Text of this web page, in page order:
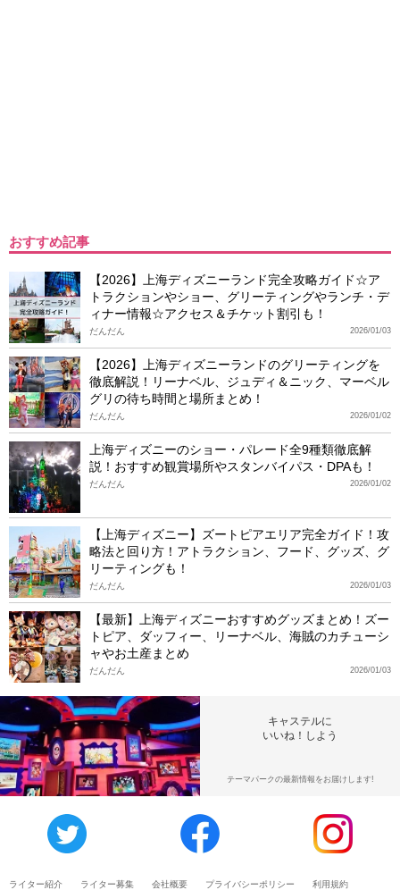
おすすめ記事
【2026】上海ディズニーランド完全攻略ガイド☆ア
トラクションやショー、グリーティングやランチ・デ
ィナー情報☆アクセス＆チケット割引も！
2026/01/03
だんだん
【2026】上海ディズニーランドのグリーティングを
徹底解説！リーナベル、ジュディ＆ニック、マーベル
グリの待ち時間と場所まとめ！
2026/01/02
だんだん
上海ディズニーのショー・パレード全9種類徹底解
説！おすすめ観賞場所やスタンバイパス・DPAも！
2026/01/02
だんだん
【上海ディズニー】ズートピアエリア完全ガイド！攻
略法と回り方！アトラクション、フード、グッズ、グ
リーティングも！
2026/01/03
だんだん
【最新】上海ディズニーおすすめグッズまとめ！ズー
トピア、ダッフィー、リーナベル、海賊のカチューシ
ャやお土産まとめ
2026/01/03
だんだん
キャステルに
いいね！しよう
テーマパークの最新情報をお届けします!
ライター紹介 ライター募集 会社概要 プライバシーポリシー 利用規約